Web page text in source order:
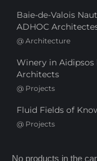
Baie-de-Valois
ADHOC
@ Architecture
Winery in Aidipsos
Architects
@ Projects
Fluid Fields of
@ Projects
No products in the